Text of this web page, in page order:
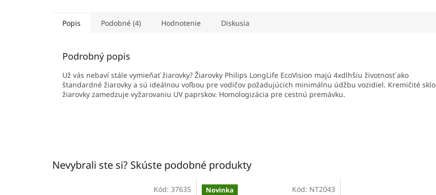
Popis Podobné (4) Hodnotenie Diskusia
Podrobný popis
Už vás nebaví stále vymieňať žiarovky? Žiarovky Philips LongLife EcoVision majú 4xdlhšiu životnosť ako
štandardné žiarovky a sú ideálnou voľbou pre vodičov požadujúcich minimálnu údžbu vozidiel. Kremičité sklo
žiarovky zamedzuje vyžarovaniu UV paprskov. Homologizácia pre cestnú premávku.
Nevybrali ste si? Skúste podobné produkty
Kód: 37635 Novinka Kód: NT2043